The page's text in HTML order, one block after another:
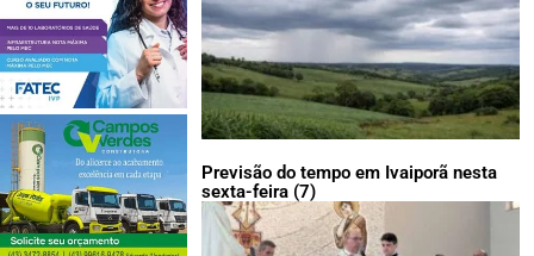
Previsão do tempo em Ivaiporã nesta
sexta-feira (7)